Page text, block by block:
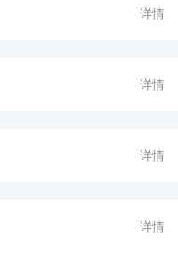
详情
详情
详情
详情